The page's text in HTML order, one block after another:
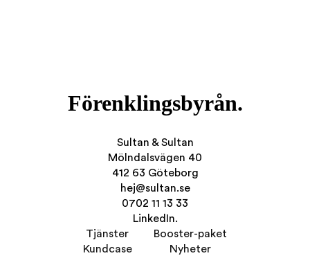
Förenklingsbyrån.
Sultan & Sultan
Mölndalsvägen 40
412 63 Göteborg
hej@sultan.se
0702 11 13 33
LinkedIn.
Tjänster
Kundcase
Booster-paket
Nyheter